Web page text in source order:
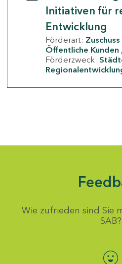
Initiativen für
Entwicklung
Förderart: Zuschuss
Öffentliche Kunden
Förderzweck:
Wie zufrieden sind Sie
SAB?